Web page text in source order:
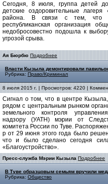
Сегодня, 8 июля, группа детей
детские оздоровительные
района. В связи с тем, что
республиканская организация
недобросовестно подошла к
угрозой срыва.
Ая Бюрбю Подробнее
Власти Кызыла демонтировали
Рубрика: Право/Криминал
8 июля 2015 г. | Просмотров: 4220 |
Сигнал о том, что в центре
рядом с центральным рынком
земельного контроля
надзору (УАТН) мэрии от
комитета России по Туве.
р от 29 июня этого года было
что и было сделано сегодня
«Благоустройство».
Пресс-служба Мэрии Кызыла Подробнее
В Туве образцовым семьям вручили
Рубрика: Общество